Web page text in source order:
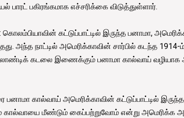
பாரட் பகிரங்கமாக எச்சரிக்கை விடுத்துள்ளார்.
கொலம்பியாவின் கட்டுப்பாட்டில் இருந்த பனாமா,
அந்த நாட்டில் அமெரிக்காவின் சார்பில் கடந்த
அட்லாண்டிக் கடலை இணைக்கும் பனாமா கால்வாய்
கால்வாய் அமெரிக்காவின் கட்டுப்பாட்டில்
கால்வாயை மீண்டும் கைப்பற்றுவோம் என்று அமெரிக்க